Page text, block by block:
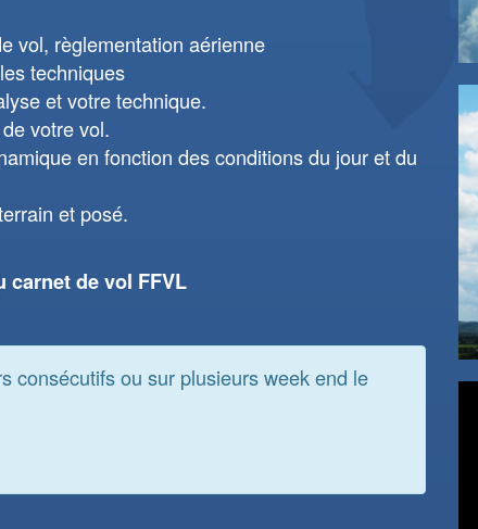
vol, règlementation aérienne
techniques
et votre technique.
votre vol.
en fonction des conditions du jour et du
et posé.
carnet de vol FFVL
consécutifs ou sur plusieurs week end le